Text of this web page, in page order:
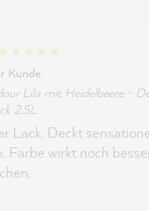
Kunde
Lila mit Heidelbeere -
2.5L
Lack. Deckt
Farbe wirkt noch